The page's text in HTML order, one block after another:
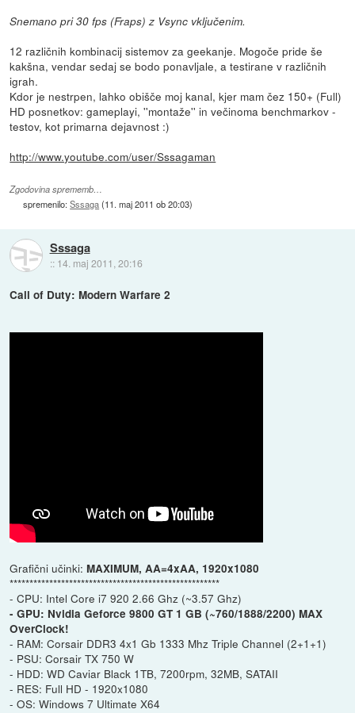
Snemano pri 30 fps (Fraps) z Vsync vključenim.
12 različnih kombinacij sistemov za geekanje. Mogoče pride še
kakšna, vendar sedaj se bodo ponavljale, a testirane v različnih
igrah.
Kdor je nestrpen, lahko obišče moj kanal, kjer mam čez 150+ (Full)
HD posnetkov: gameplayi, ''montaže'' in večinoma benchmarkov -
testov, kot primarna dejavnost :)
http://www.youtube.com/user/Sssagaman
Zgodovina sprememb…
spremenilo:Sssaga(11. maj 2011 ob 20:03)
Sssaga
:: 14. maj 2011, 20:16
Call of Duty: Modern Warfare 2
Grafični učinki: MAXIMUM, AA=4xAA, 1920x1080
*****************************************************
- CPU: Intel Core i7 920 2.66 Ghz (~3.57 Ghz)
- GPU: Nvidia Geforce 9800 GT 1 GB (~760/1888/2200) MAX
OverClock!
- RAM: Corsair DDR3 4x1 Gb 1333 Mhz Triple Channel (2+1+1)
- PSU: Corsair TX 750 W
- HDD: WD Caviar Black 1TB, 7200rpm, 32MB, SATAII
- RES: Full HD - 1920x1080
- OS: Windows 7 Ultimate X64